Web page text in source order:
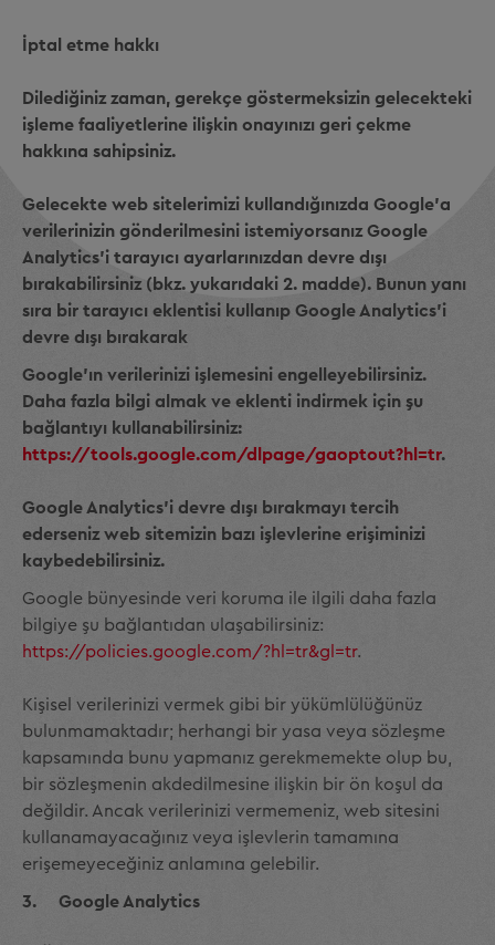
İptal etme hakkı
Dilediğiniz zaman, gerekçe göstermeksizin gelecekteki
işleme faaliyetlerine ilişkin onayınızı geri çekme
hakkına sahipsiniz.
Gelecekte web sitelerimizi kullandığınızda Google'a
verilerinizin gönderilmesini istemiyorsanız Google
Analytics'i tarayıcı ayarlarınızdan devre dışı
bırakabilirsiniz (bkz. yukarıdaki 2. madde). Bunun yanı
sıra bir tarayıcı eklentisi kullanıp Google Analytics'i
devre dışı bırakarak
Google'ın verilerinizi işlemesini engelleyebilirsiniz.
Daha fazla bilgi almak ve eklenti indirmek için şu
bağlantıyı kullanabilirsiniz:
https://tools.google.com/dlpage/gaoptout?hl=tr.
Google Analytics'i devre dışı bırakmayı tercih
ederseniz web sitemizin bazı işlevlerine erişiminizi
kaybedebilirsiniz.
Google bünyesinde veri koruma ile ilgili daha fazla
bilgiye şu bağlantıdan ulaşabilirsiniz:
https://policies.google.com/?hl=tr&gl=tr.
Kişisel verilerinizi vermek gibi bir yükümlülüğünüz
bulunmamaktadır; herhangi bir yasa veya sözleşme
kapsamında bunu yapmanız gerekmemekte olup bu,
bir sözleşmenin akdedilmesine ilişkin bir ön koşul da
değildir. Ancak verilerinizi vermemeniz, web sitesini
kullanamayacağınız veya işlevlerin tamamına
erişemeyeceğiniz anlamına gelebilir.
3. Google Analytics